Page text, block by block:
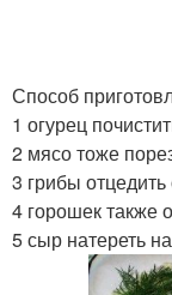
Способ
1 огурец
2 мясо тоже
3 грибы
4 горошек также
5 сыр натереть